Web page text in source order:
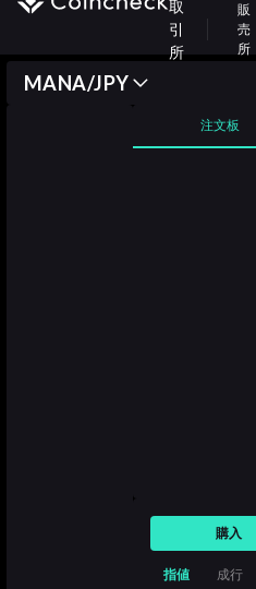
取
引
所
販
売
所
MANA/JPY
注文板
購入
指値 成行